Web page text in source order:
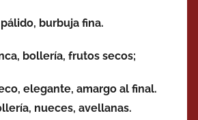
burbuja fina.
bollería, frutos secos;
elegante, amargo al final.
nueces, avellanas.